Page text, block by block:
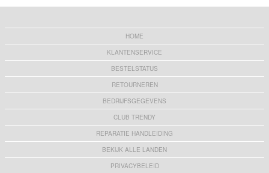
HOME
KLANTENSERVICE
BESTELSTATUS
RETOURNEREN
BEDRIJFSGEGEVENS
CLUB TRENDY
REPARATIE HANDLEIDING
BEKIJK ALLE LANDEN
PRIVACYBELEID